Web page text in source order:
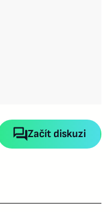
Začít diskuzi